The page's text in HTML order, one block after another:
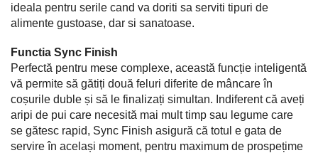
Storcatoare
Tigai
ideala pentru serile cand va doriti sa serviti tipuri de
alimente gustoase, dar si sanatoase.
Functia Sync Finish
Perfectă pentru mese complexe, această funcție inteligentă
vă permite să gătiți două feluri diferite de mâncare în
coșurile duble și să le finalizați simultan. Indiferent că aveți
aripi de pui care necesită mai mult timp sau legume care
se gătesc rapid, Sync Finish asigură că totul e gata de
servire în același moment, pentru maximum de prospețime